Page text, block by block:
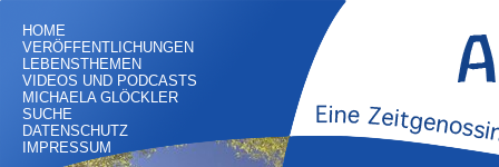
HOME
VERÖFFENTLICHUNGEN
LEBENSTHEMEN
VIDEOS UND PODCASTS
MICHAELA GLÖCKLER
SUCHE
DATENSCHUTZ
IMPRESSUM